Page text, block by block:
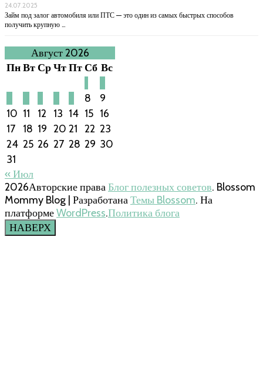
24.07.2025
Займ под залог автомобиля или ПТС — это один из самых быстрых способов
получить крупную …
Август 2026
ПнВтСрЧтПтСб Вс
8
9
10 11 12 13 14 15 16
17
18 19 20 21 22 23
24 25 26 27 28 29 30
31
« Июл
2026Авторские праваБлог полезных советов. Blossom
Mommy Blog | РазработанаТемы Blossom. На
платформеWordPress.Политика блога
НАВЕРХ